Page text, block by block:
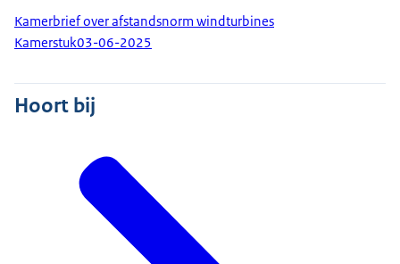
Kamerbrief over afstandsnorm windturbines
Kamerstuk03-06-2025
Hoort bij